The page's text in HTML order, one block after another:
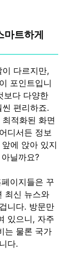
마트하게
다르지만,
포인트입니
보다 다양한
편리하죠.
적화된 화면
디서든 정보
에 앉아 있지
닐까요?
이지들은 꾸
최신 뉴스와
니다. 방문만
있으니, 자주
는 물론 국가
다.